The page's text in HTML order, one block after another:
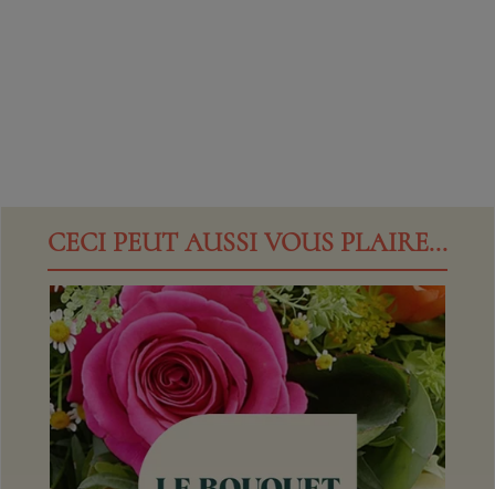
CECI PEUT AUSSI VOUS PLAIRE...